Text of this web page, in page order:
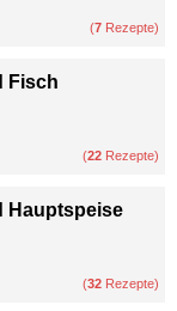
(7 Rezepte)
Fisch
(22 Rezepte)
Hauptspeise
(32 Rezepte)